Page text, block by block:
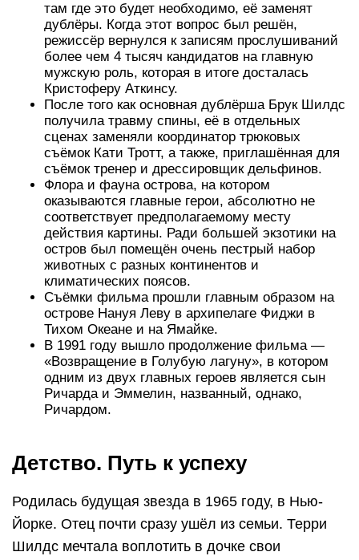
там где это будет необходимо, её заменят
дублёры. Когда этот вопрос был решён,
режиссёр вернулся к записям прослушиваний
более чем 4 тысяч кандидатов на главную
мужскую роль, которая в итоге досталась
Кристоферу Аткинсу.
После того как основная дублёрша Брук Шилдс
получила травму спины, её в отдельных
сценах заменяли координатор трюковых
съёмок Кати Тротт, а также, приглашённая для
съёмок тренер и дрессировщик дельфинов.
Флора и фауна острова, на котором
оказываются главные герои, абсолютно не
соответствует предполагаемому месту
действия картины. Ради большей экзотики на
остров был помещён очень пестрый набор
животных с разных континентов и
климатических поясов.
Съёмки фильма прошли главным образом на
острове Нануя Леву в архипелаге Фиджи в
Тихом Океане и на Ямайке.
В 1991 году вышло продолжение фильма —
«Возвращение в Голубую лагуну», в котором
одним из двух главных героев является сын
Ричарда и Эммелин, названный, однако,
Ричардом.
Детство. Путь к успеху
Родилась будущая звезда в 1965 году, в Нью-
Йорке. Отец почти сразу ушёл из семьи. Терри
Шилдс мечтала воплотить в дочке свои